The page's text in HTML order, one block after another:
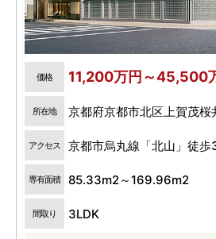
価格 11,200万円～45,500
所在地 京都府京都市北区上賀茂
アクセス 京都市烏丸線「北山」徒歩
専有面積 85.33m2～169.96m2
間取り 3LDK